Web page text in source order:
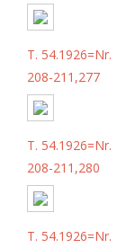
T. 54.1926=Nr.
208-211,277
T. 54.1926=Nr.
208-211,280
T. 54.1926=Nr.